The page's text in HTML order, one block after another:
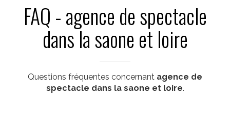
FAQ - agence de spectacle
dans la saone et loire
Questions fréquentes concernant agence de
spectacle dans la saone et loire.